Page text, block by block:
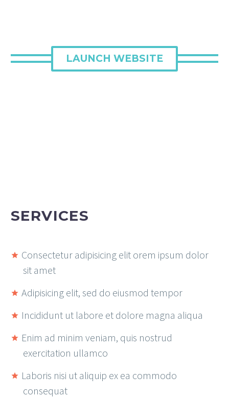
LAUNCH WEBSITE
SERVICES
Consectetur adipisicing elit orem ipsum dolor
sit amet
Adipisicing elit, sed do eiusmod tempor
Incididunt ut labore et dolore magna aliqua
Enim ad minim veniam, quis nostrud
exercitation ullamco
Laboris nisi ut aliquip ex ea commodo
consequat